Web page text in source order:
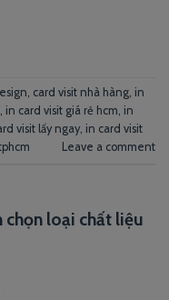
, card visit nhà hàng, in
, in card visit giá rẻ hcm, in
visit lấy ngay, in card visit
Leave a comment
chọn loại chất liệu